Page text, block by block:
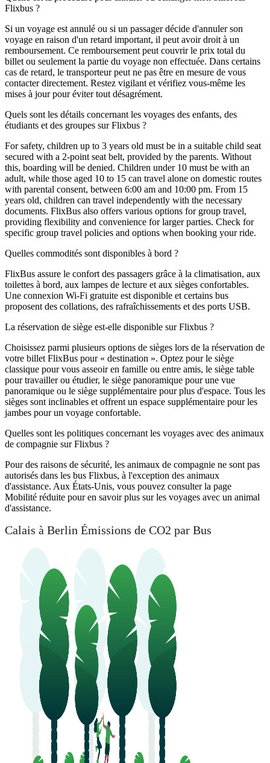
Flixbus ?
Si un voyage est annulé ou si un passager décide d'annuler son
voyage en raison d'un retard important, il peut avoir droit à un
remboursement. Ce remboursement peut couvrir le prix total du
billet ou seulement la partie du voyage non effectuée. Dans certains
cas de retard, le transporteur peut ne pas être en mesure de vous
contacter directement. Restez vigilant et vérifiez vous-même les
mises à jour pour éviter tout désagrément.
Quels sont les détails concernant les voyages des enfants, des
étudiants et des groupes sur Flixbus ?
For safety, children up to 3 years old must be in a suitable child seat
secured with a 2-point seat belt, provided by the parents. Without
this, boarding will be denied. Children under 10 must be with an
adult, while those aged 10 to 15 can travel alone on domestic routes
with parental consent, between 6:00 am and 10:00 pm. From 15
years old, children can travel independently with the necessary
documents. FlixBus also offers various options for group travel,
providing flexibility and convenience for larger parties. Check for
specific group travel policies and options when booking your ride.
Quelles commodités sont disponibles à bord ?
FlixBus assure le confort des passagers grâce à la climatisation, aux
toilettes à bord, aux lampes de lecture et aux sièges confortables.
Une connexion Wi-Fi gratuite est disponible et certains bus
proposent des collations, des rafraîchissements et des ports USB.
La réservation de siège est-elle disponible sur Flixbus ?
Choisissez parmi plusieurs options de sièges lors de la réservation de
votre billet FlixBus pour « destination ». Optez pour le siège
classique pour vous asseoir en famille ou entre amis, le siège table
pour travailler ou étudier, le siège panoramique pour une vue
panoramique ou le siège supplémentaire pour plus d'espace. Tous les
sièges sont inclinables et offrent un espace supplémentaire pour les
jambes pour un voyage confortable.
Quelles sont les politiques concernant les voyages avec des animaux
de compagnie sur Flixbus ?
Pour des raisons de sécurité, les animaux de compagnie ne sont pas
autorisés dans les bus Flixbus, à l'exception des animaux
d'assistance. Aux États-Unis, vous pouvez consulter la page
Mobilité réduite pour en savoir plus sur les voyages avec un animal
d'assistance.
Calais à Berlin Émissions de CO2 par Bus